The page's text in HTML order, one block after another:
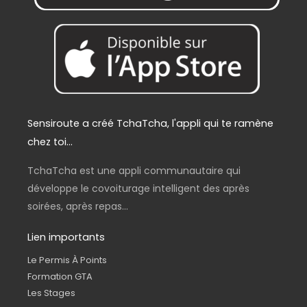
€
Sensiroute a créé TchaTcha, l'appli qui te ramène
chez toi...
TchaTcha est une appli communautaire qui
développe le covoiturage intelligent des après
soirées, après repas...
Lien importants
Le Permis À Points
Formation GTA
Les Stages